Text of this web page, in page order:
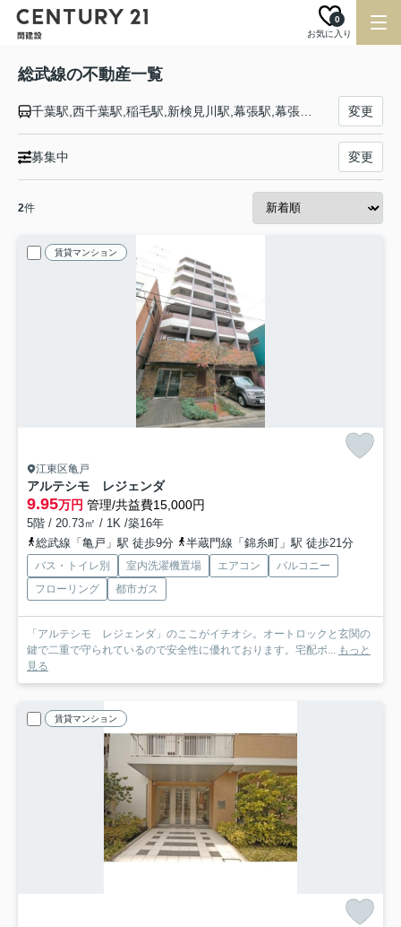
お気に入り
0
総武線の不動産一覧
変更
募集中 変更
2件
賃貸マンション
江東区亀戸
アルテシモ レジェンダ
9.95万円 管理/共益費15,000円
5階 / 20.73㎡ / 1K /築16年
総武線「亀戸」駅 徒歩9分
半蔵門線「錦糸町」駅 徒歩21分
バス・トイレ別 室内洗濯機置場 エアコン
バルコニー
フローリング
都市ガス
「アルテシモ レジェンダ」のここがイチオシ。オートロックと玄関の
鍵で二重で守られているので安全性に優れております。宅配ボ... もっと
見る
賃貸マンション